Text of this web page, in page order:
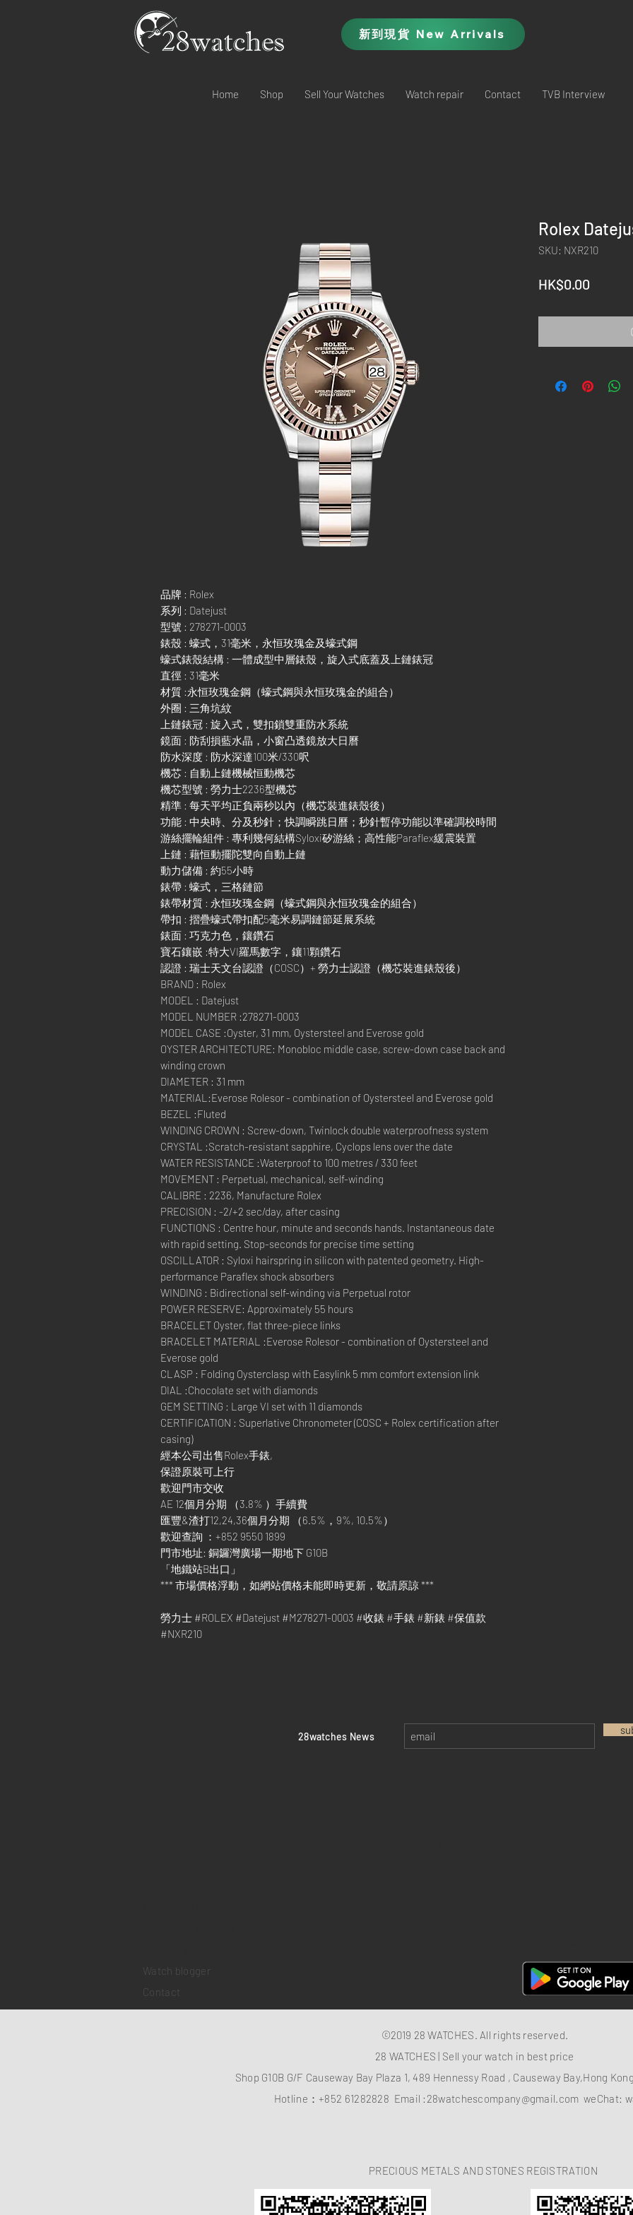
新到現貨 New Arrivals
Home Shop Sell Your Watches Watch repair Contact TVB Interview
品牌 : Rolex
系列 : Datejust
型號 : 278271-0003
錶殼 : 蠔式，31毫米，永恒玫瑰金及蠔式鋼
蠔式錶殼結構 : 一體成型中層錶殼，旋入式底蓋及上鏈錶冠
直徑 : 31毫米
材質 :永恒玫瑰金鋼（蠔式鋼與永恒玫瑰金的組合）
外圈 : 三角坑紋
上鏈錶冠 : 旋入式，雙扣鎖雙重防水系統
鏡面 : 防刮損藍水晶，小窗凸透鏡放大日曆
防水深度 : 防水深達100米/330呎
機芯 : 自動上鏈機械恒動機芯
機芯型號 : 勞力士2236型機芯
精準 : 每天平均正負兩秒以內（機芯裝進錶殼後）
功能 : 中央時、分及秒針；快調瞬跳日曆；秒針暫停功能以準確調校時間
游絲擺輪組件 : 專利幾何結構Syloxi矽游絲；高性能Paraflex緩震裝置
上鏈 : 藉恒動擺陀雙向自動上鏈
動力儲備 : 約55小時
錶帶 : 蠔式，三格鏈節
錶帶材質 : 永恒玫瑰金鋼（蠔式鋼與永恒玫瑰金的組合）
帶扣 : 摺疊蠔式帶扣配5毫米易調鏈節延展系統
錶面 : 巧克力色，鑲鑽石
寶石鑲嵌 :特大VI羅馬數字，鑲11顆鑽石
認證 : 瑞士天文台認證（COSC）+ 勞力士認證（機芯裝進錶殼後）
BRAND : Rolex
MODEL : Datejust
MODEL NUMBER :278271-0003
MODEL CASE :Oyster, 31 mm, Oystersteel and Everose gold
OYSTER ARCHITECTURE: Monobloc middle case, screw-down case back and
winding crown
DIAMETER : 31 mm
MATERIAL:Everose Rolesor - combination of Oystersteel and Everose gold
BEZEL :Fluted
WINDING CROWN : Screw-down, Twinlock double waterproofness system
CRYSTAL :Scratch-resistant sapphire, Cyclops lens over the date
WATER RESISTANCE :Waterproof to 100 metres / 330 feet
MOVEMENT : Perpetual, mechanical, self-winding
CALIBRE : 2236, Manufacture Rolex
PRECISION : -2/+2 sec/day, after casing
FUNCTIONS : Centre hour, minute and seconds hands. Instantaneous date
with rapid setting. Stop-seconds for precise time setting
OSCILLATOR : Syloxi hairspring in silicon with patented geometry. High-
performance Paraflex shock absorbers
WINDING : Bidirectional self-winding via Perpetual rotor
POWER RESERVE: Approximately 55 hours
BRACELET Oyster, flat three-piece links
BRACELET MATERIAL :Everose Rolesor - combination of Oystersteel and
Everose gold
CLASP : Folding Oysterclasp with Easylink 5 mm comfort extension link
DIAL :Chocolate set with diamonds
GEM SETTING : Large VI set with 11 diamonds
CERTIFICATION : Superlative Chronometer (COSC + Rolex certification after
casing)
經本公司出售Rolex手錶,
保證原裝可上行
歡迎門市交收
AE 12個月分期 （3.8% ）手續費
匯豐&渣打12,24,36個月分期 （6.5%，9%, 10.5%）
歡迎查詢 ：+852 9550 1899
門市地址: 銅鑼灣廣場一期地下 G10B
「地鐵站B出口」
*** 市場價格浮動，如網站價格未能即時更新，敬請原諒 ***
勞力士 #ROLEX #Datejust #M278271-0003 #收錶 #手錶 #新錶 #保值款
#NXR210
Rolex
SKU: NXR210
HK$0.00
​28watches News
Watch blogger
Contact
©2019 28 WATCHES. All rights reserved.
28 WATCHES | Sell your watch in best price
Shop G10B G/F Causeway Bay Plaza 1, 489 Hennessy Road , Causeway Bay,Hong Kong
Hotline：+852 61282828 Email : 28watchescompany@gmail.com weChat:
PRECIOUS METALS AND STONES REGISTRATION